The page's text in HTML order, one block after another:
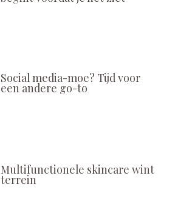
Social media-moe? Tijd voor
een andere go-to
Multifunctionele skincare wint
terrein